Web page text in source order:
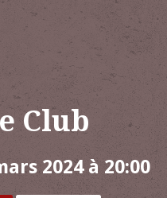
Club
2024 à 20:00